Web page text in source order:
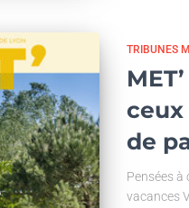
TRIBUNES
ceux
de
Pensées à
vacances